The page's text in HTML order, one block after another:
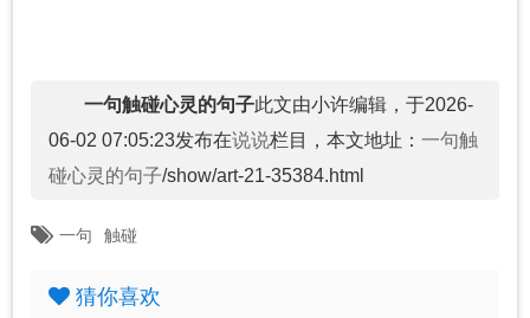
一句触碰心灵的句子此文由小许编辑，于2026-
06-02 07:05:23发布在说说栏目，本文地址： 一句触
碰心灵的句子/show/art-21-35384.html
一句 触碰
猜你喜欢